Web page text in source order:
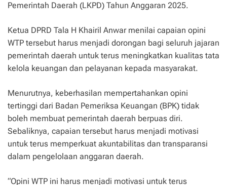
Pemerintah Daerah (LKPD) Tahun Anggaran 2025.
Ketua DPRD Tala H Khairil Anwar menilai capaian opini
WTP tersebut harus menjadi dorongan bagi seluruh jajaran
pemerintah daerah untuk terus meningkatkan kualitas tata
kelola keuangan dan pelayanan kepada masyarakat.
Menurutnya, keberhasilan mempertahankan opini
tertinggi dari Badan Pemeriksa Keuangan (BPK) tidak
boleh membuat pemerintah daerah berpuas diri.
Sebaliknya, capaian tersebut harus menjadi motivasi
untuk terus memperkuat akuntabilitas dan transparansi
dalam pengelolaan anggaran daerah.
“Opini WTP ini harus menjadi motivasi untuk terus